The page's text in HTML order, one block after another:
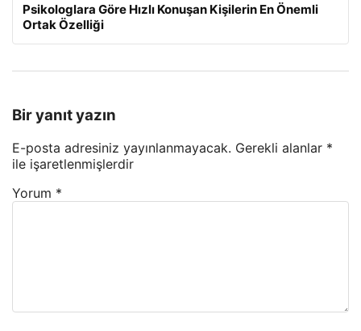
Psikologlara Göre Hızlı Konuşan Kişilerin En Önemli
Ortak Özelliği
Bir yanıt yazın
E-posta adresiniz yayınlanmayacak. Gerekli alanlar *
ile işaretlenmişlerdir
Yorum *